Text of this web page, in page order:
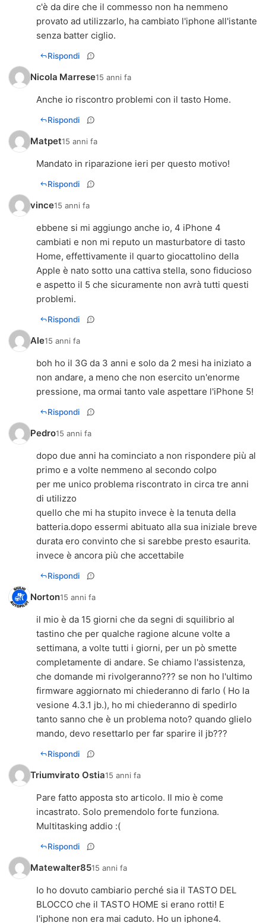
c'è da dire che il commesso non ha nemmeno
provato ad utilizzarlo, ha cambiato l'iphone all'istante
senza batter ciglio.
Rispondi
Nicola Marrese15 anni fa
Anche io riscontro problemi con il tasto Home.
Rispondi
Matpet15 anni fa
Mandato in riparazione ieri per questo motivo!
Rispondi
vince15 anni fa
ebbene si mi aggiungo anche io, 4 iPhone 4
cambiati e non mi reputo un masturbatore di tasto
Home, effettivamente il quarto giocattolino della
Apple è nato sotto una cattiva stella, sono fiducioso
e aspetto il 5 che sicuramente non avrà tutti questi
problemi.
Rispondi
Ale15 anni fa
boh ho il 3G da 3 anni e solo da 2 mesi ha iniziato a
non andare, a meno che non esercito un'enorme
pressione, ma ormai tanto vale aspettare l'iPhone 5!
Rispondi
Pedro15 anni fa
dopo due anni ha cominciato a non rispondere più al
primo e a volte nemmeno al secondo colpo
per me unico problema riscontrato in circa tre anni
di utilizzo
quello che mi ha stupito invece è la tenuta della
batteria.dopo essermi abituato alla sua iniziale breve
durata ero convinto che si sarebbe presto esaurita.
invece è ancora più che accettabile
Rispondi
Norton15 anni fa
il mio è da 15 giorni che da segni di squilibrio al
tastino che per qualche ragione alcune volte a
settimana, a volte tutti i giorni, per un pò smette
completamente di andare. Se chiamo l'assistenza,
che domande mi rivolgeranno??? se non ho l'ultimo
firmware aggiornato mi chiederanno di farlo ( Ho la
vesione 4.3.1 jb.), ho mi chiederanno di spedirlo
tanto sanno che è un problema noto? quando glielo
mando, devo resettarlo per far sparire il jb???
Rispondi
Triumvirato Ostia15 anni fa
Pare fatto apposta sto articolo. Il mio è come
incastrato. Solo premendolo forte funziona.
Multitasking addio :(
Rispondi
Matewalter8515 anni fa
Io ho dovuto cambiario perché sia il TASTO DEL
BLOCCO che il TASTO HOME si erano rotti! E
l'iphone non era mai caduto. Ho un iphone4.